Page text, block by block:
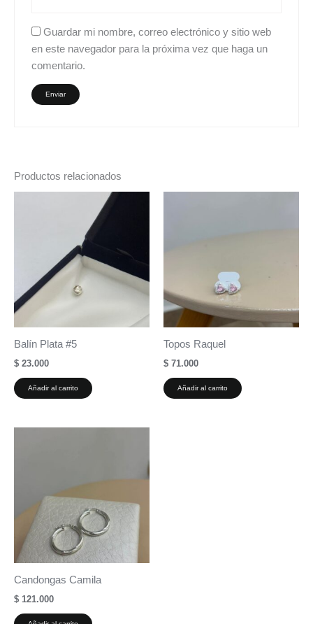
Guardar mi nombre, correo electrónico y sitio web
en este navegador para la próxima vez que haga un
comentario.
Productos relacionados
Balín Plata #5
$ 23.000
Añadir al carrito
Topos Raquel
$ 71.000
Añadir al carrito
Candongas Camila
$ 121.000